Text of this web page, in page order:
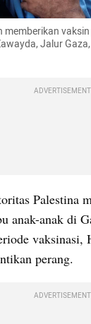
memberikan
Jalur
ADVERTISEMENT
Palestina
anak-anak di
vaksinasi,
perang.
ADVERTISEMENT